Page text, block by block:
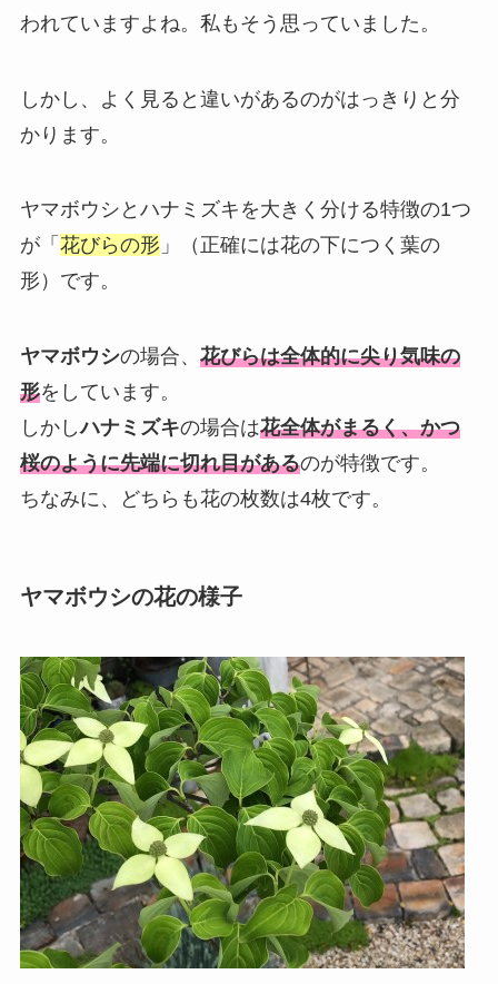
われていますよね。私もそう思っていました。
しかし、よく見ると違いがあるのがはっきりと分
かります。
ヤマボウシとハナミズキを大きく分ける特徴の1つ
が「 花びらの形 」（正確には花の下につく葉の
形）です。
ヤマボウシの場合、 花びらは全体的に尖り気味の
形をしています。
しかしハナミズキの場合は花全体がまるく、かつ
桜のように先端に切れ目があるのが特徴です。
ちなみに、どちらも花の枚数は4枚です。
ヤマボウシの花の様子